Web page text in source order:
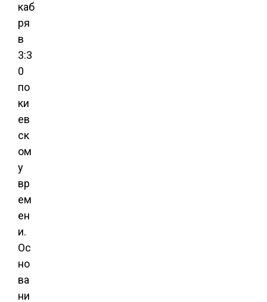
каб
ря
в
3:3
0
по
ки
ев
ск
ом
у
вр
ем
ен
и.
Ос
но
ва
ни